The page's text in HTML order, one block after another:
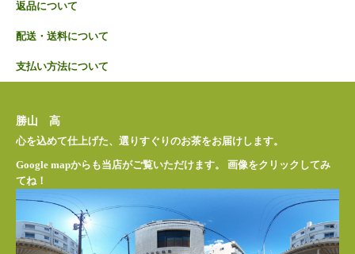
返品について
配送・送料について
支払い方法について
勝山 高
心を込めて仕上げた、選りすぐりのお茶をお届けします。
Google mapからも当店がご覧いただけます。 画像をクリックしてみ
てね！